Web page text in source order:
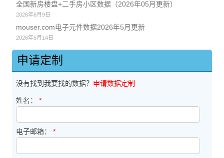
全国新房楼盘+二手房小区数据（2026年05月更新）
2026年6月9日
mouser.com电子元件数据2026年5月更新
2026年5月14日
申请定制
没有找到我要找的数据？ 申请数据定制
姓名： *
电子邮箱： *